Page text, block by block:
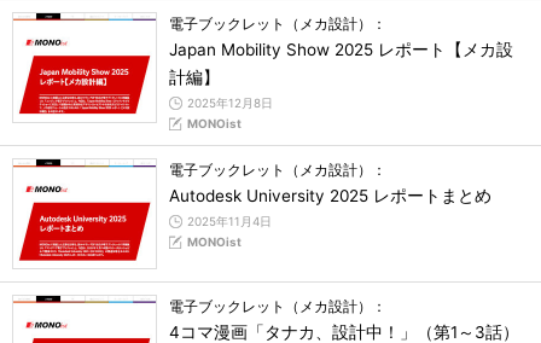
電子ブックレット（メカ設計）：
Japan Mobility Show 2025 レポート【メカ設
計編】
2025年12月8日
MONOist
電子ブックレット（メカ設計）：
Autodesk University 2025 レポートまとめ
2025年11月4日
MONOist
電子ブックレット（メカ設計）：
4コマ漫画「タナカ、設計中！」（第1～3話）